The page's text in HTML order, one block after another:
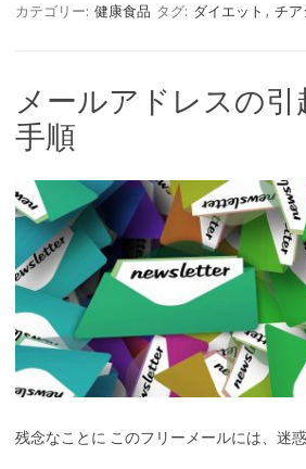
カテゴリー: 健康食品 タグ: ダイエット , チア
メールアドレスの引
手順
残念なことに このフリーメールには、迷